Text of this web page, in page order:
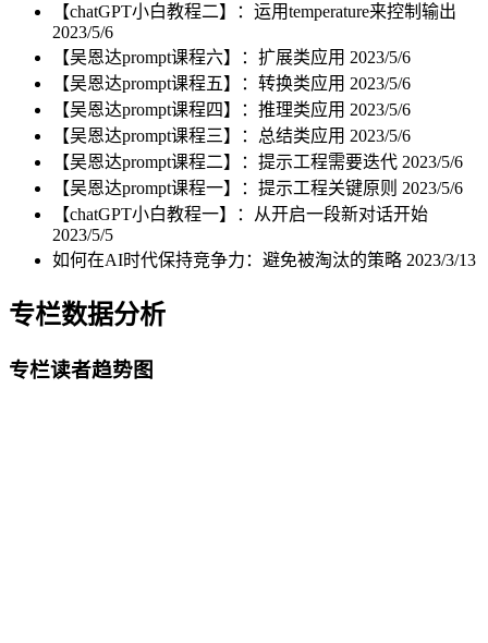
【chatGPT小白教程二】：运用temperature来控制输出
2023/5/6
【吴恩达prompt课程六】：扩展类应用 2023/5/6
【吴恩达prompt课程五】：转换类应用 2023/5/6
【吴恩达prompt课程四】：推理类应用 2023/5/6
【吴恩达prompt课程三】：总结类应用 2023/5/6
【吴恩达prompt课程二】：提示工程需要迭代 2023/5/6
【吴恩达prompt课程一】：提示工程关键原则 2023/5/6
【chatGPT小白教程一】：从开启一段新对话开始
2023/5/5
如何在AI时代保持竞争力：避免被淘汰的策略 2023/3/13
专栏数据分析
专栏读者趋势图